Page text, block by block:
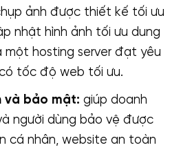
ảnh được thiết kế tối ưu
nhật hình ảnh tối ưu dung
một hosting server đạt yêu
tốc độ web tối ưu.
và bảo mật: giúp doanh
người dùng bảo vệ được
cá nhân, website an toàn